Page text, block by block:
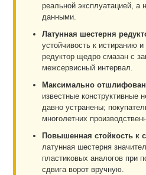
реальной эксплуатацией, а
данными.
Латунная шестерня
устойчивость к истиранию
редуктор щедро смазан с
межсервисный интервал.
Максимально
известные конструктивные
давно устранены;
многолетних
Повышенная стойкость к
латунная шестерня
пластиковых аналогов при
сдвига ворот вручную.